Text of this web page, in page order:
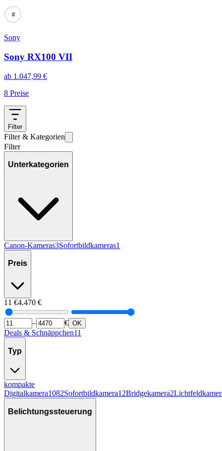
94
Sony
Sony RX100 VII
ab 1.047,99 €
8 Preise
Filter
Filter & Kategorien
Filter
Unterkategorien
Canon-Kameras3Sofortbildkameras1
Preis
11 €4.470 €
– € OK
Deals & Schnäppchen11
Typ
kompakte
Digitalkamera1082Sofortbildkamera12Bridgekamera2
Belichtungssteuerung